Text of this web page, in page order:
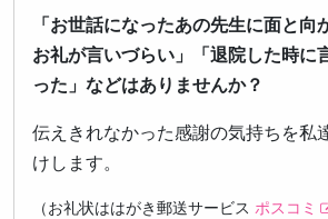
「お世話になったあの先生に面と向
お礼が言いづらい」「退院した時に
った」などはありませんか？
伝えきれなかった感謝の気持ちを私
けします。
（お礼状ははがき郵送サービス ポスコミ